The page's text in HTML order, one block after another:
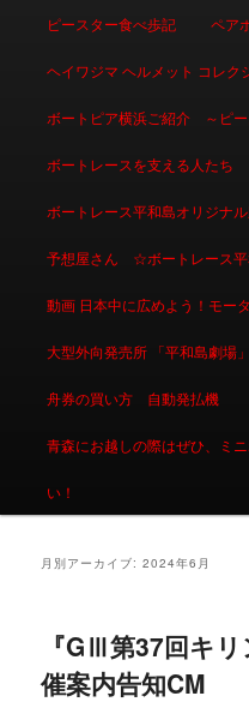
ピースター食べ歩記 ペア
ヘイワジマ ヘルメット コレク
ボートピア横浜ご紹介 ～ピー
ボートレースを支える人たち
ボートレース平和島オリジナ
予想屋さん ☆ボートレース
動画 日本中に広めよう！モー
大型外向発売所 「平和島劇場」
舟券の買い方 自動発払機
青森にお越しの際はぜひ、ミ
い！
月別アーカイブ:2024年6月
『GⅢ第37回キ
催案内告知CM